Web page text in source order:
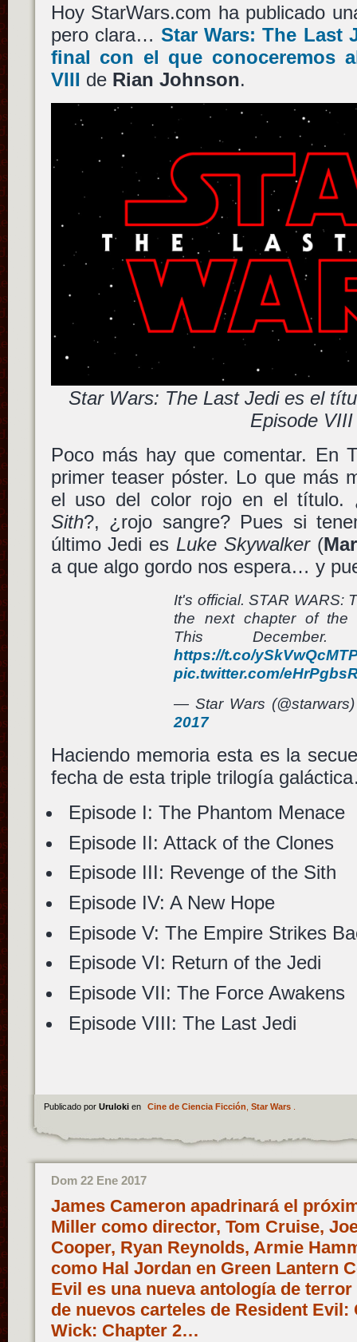
Hoy StarWars.com ha publicado
pero clara… Star Wars: The Last
final con el que conoceremos
VIII de Rian Johnson.
Star Wars: The Last Jedi es el
Episode VIII
Poco más hay que comentar. En
primer teaser póster. Lo que más
el uso del color rojo en el título.
Sith?, ¿rojo sangre? Pues si
último Jedi esLuke Skywalker(
a que algo gordo nos espera… y
It's official. STAR WARS:
the next chapter of the
This
https://t.co/
pic.twitter.com/
— Star Wars
2017
Haciendo memoria esta es la
fecha de esta triple trilogía
Episode I: The Phantom Menace
Episode II: Attack of the Clones
Episode III: Revenge of the Sith
Episode IV: A New Hope
Episode V: The Empire Strikes
Episode VI: Return of the Jedi
Episode VII: The Force Awakens
Episode VIII: The Last Jedi
Publicado por Uruloki en Cine de Ciencia Ficción Star Wars.
Dom 22 Ene 2017
James Cameron apadrinará el
Miller como director, Tom Cruise,
Cooper, Ryan Reynolds, Armie
como Hal Jordan en Green Lantern
Evil es una nueva antología de
de nuevos carteles de Resident
Wick: Chapter 2…